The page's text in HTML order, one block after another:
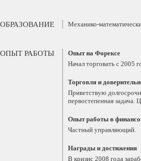
ОБРАЗОВАНИЕ Механико-
ОПЫТ РАБОТЫ
Опыт на Форексе
Начал торговать с 2005
Торговля и
Приветствую
первостепенная задача.
Опыт работы в
Частный управляющий.
Награды и достижения
В кризис 2008 года